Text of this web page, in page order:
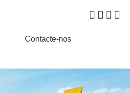
Contacte-nos